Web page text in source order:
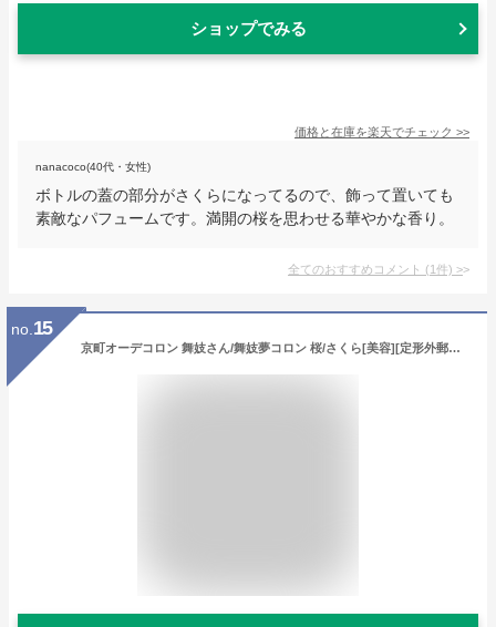
ショップでみる
価格と在庫を楽天でチェック >>
nanacoco(40代・女性)
ボトルの蓋の部分がさくらになってるので、飾って置いても
素敵なパフュームです。満開の桜を思わせる華やかな香り。
全てのおすすめコメント (1件) >
no. 15
京町オーデコロン 舞妓さん/舞妓夢コロン 桜/さくら[美容][定形外郵便、送料無料、代引不可]